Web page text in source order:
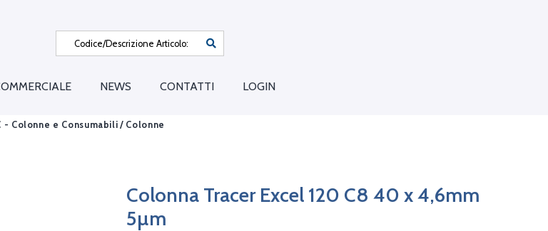
NEWS CONTATTI LOGIN
- Colonne e Consumabili / Colonne
Colonna Tracer Excel 120 C8 40 x 4,6mm
5µm